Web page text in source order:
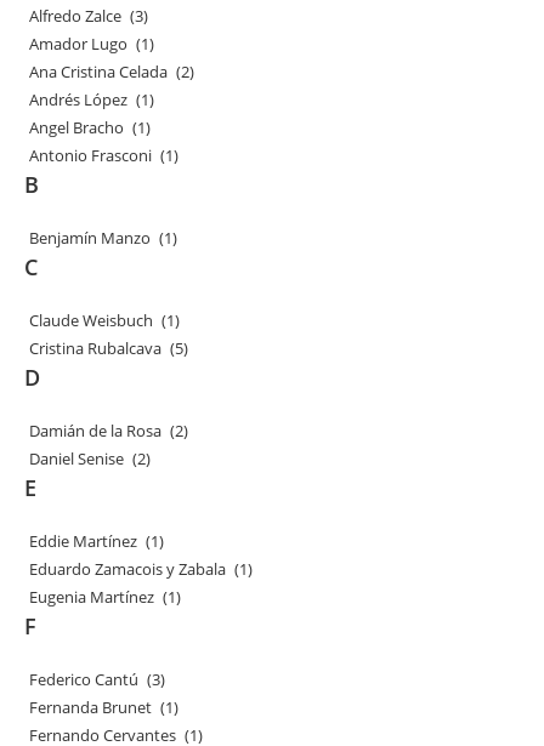
Alfredo Zalce (3)
Amador Lugo (1)
Ana Cristina Celada (2)
Andrés López (1)
Angel Bracho (1)
Antonio Frasconi (1)
B
Benjamín Manzo (1)
C
Claude Weisbuch (1)
Cristina Rubalcava (5)
D
Damián de la Rosa (2)
Daniel Senise (2)
E
Eddie Martínez (1)
Eduardo Zamacois y Zabala (1)
Eugenia Martínez (1)
F
Federico Cantú (3)
Fernanda Brunet (1)
Fernando Cervantes (1)